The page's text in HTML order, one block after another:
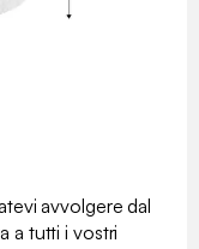
avvolgere dal
a tutti i vostri